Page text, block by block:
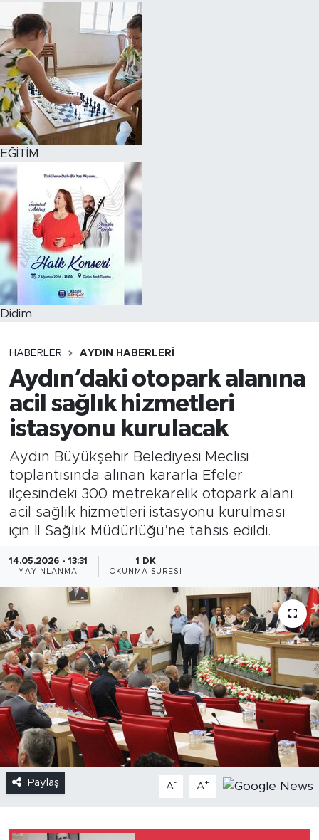
EĞİTİM
Didim
HABERLER AYDIN HABERLERI
Aydın’daki otopark alanına
acil sağlık hizmetleri
istasyonu kurulacak
Aydın Büyükşehir Belediyesi Meclisi
toplantısında alınan kararla Efeler
ilçesindeki 300 metrekarelik otopark alanı
acil sağlık hizmetleri istasyonu kurulması
için İl Sağlık Müdürlüğü’ne tahsis edildi.
14.05.2026 - 13:31
YAYINLANMA
1 DK
OKUNMA SÜRESI
Paylaş A- A+